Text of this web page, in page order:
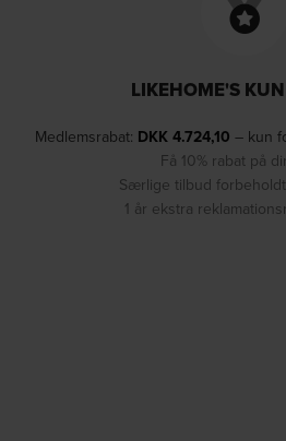
LIKEHOME'S
Medlemsrabat: DKK 4.724,10 – kun
Få 10% rabat på
Særlige tilbud
1 år ekstra